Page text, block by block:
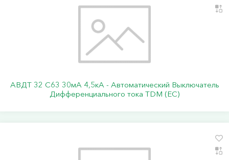
АВДТ 32 C63 30мА 4,5кА - Автоматический Выключатель
Дифференциального тока TDM (ЕС)